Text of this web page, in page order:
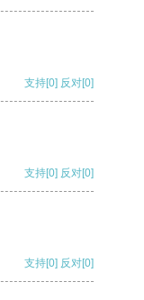
支持[0] 反对[0]
支持[0] 反对[0]
支持[0] 反对[0]